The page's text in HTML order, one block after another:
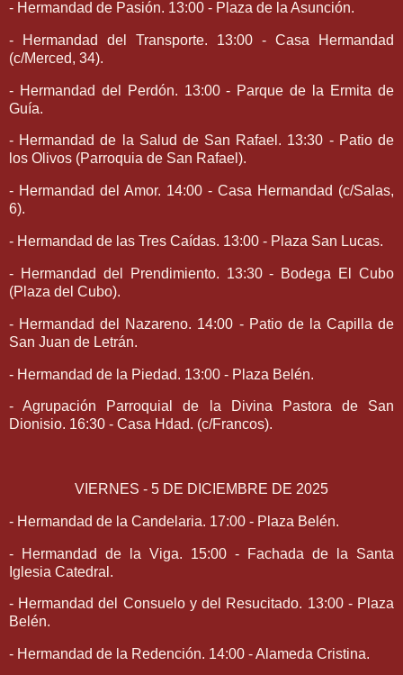
- Hermandad de Pasión. 13:00 - Plaza de la Asunción.
- Hermandad del Transporte. 13:00 - Casa Hermandad
(c/Merced, 34).
- Hermandad del Perdón. 13:00 - Parque de la Ermita de
Guía.
- Hermandad de la Salud de San Rafael. 13:30 - Patio de
los Olivos (Parroquia de San Rafael).
- Hermandad del Amor. 14:00 - Casa Hermandad (c/Salas,
6).
- Hermandad de las Tres Caídas. 13:00 - Plaza San Lucas.
- Hermandad del Prendimiento. 13:30 - Bodega El Cubo
(Plaza del Cubo).
- Hermandad del Nazareno. 14:00 - Patio de la Capilla de
San Juan de Letrán.
- Hermandad de la Piedad. 13:00 - Plaza Belén.
- Agrupación Parroquial de la Divina Pastora de San
Dionisio. 16:30 - Casa Hdad. (c/Francos).
VIERNES - 5 DE DICIEMBRE DE 2025
- Hermandad de la Candelaria. 17:00 - Plaza Belén.
- Hermandad de la Viga. 15:00 - Fachada de la Santa
Iglesia Catedral.
- Hermandad del Consuelo y del Resucitado. 13:00 - Plaza
Belén.
- Hermandad de la Redención. 14:00 - Alameda Cristina.